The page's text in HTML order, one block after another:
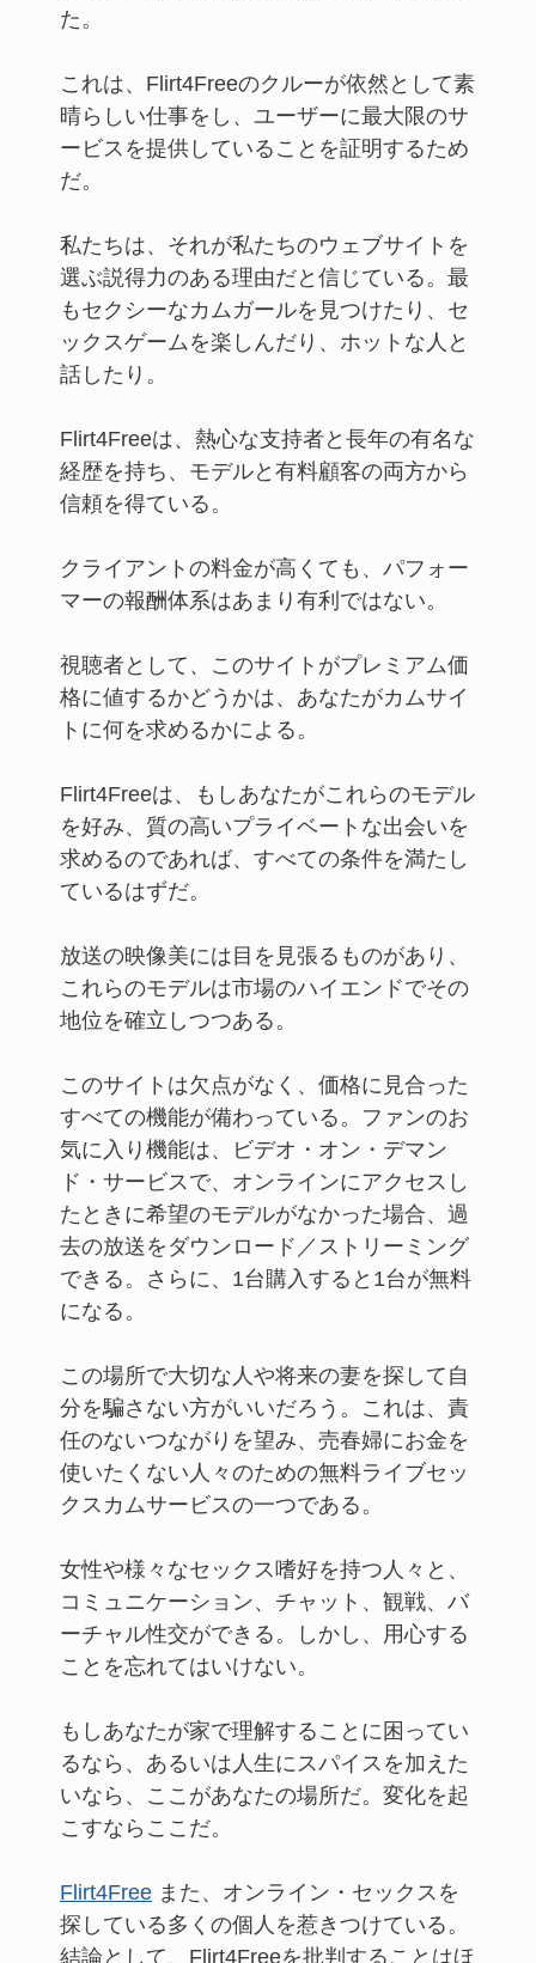
た。
これは、Flirt4Freeのクルーが依然として素
晴らしい仕事をし、ユーザーに最大限のサ
ービスを提供していることを証明するため
だ。
私たちは、それが私たちのウェブサイトを
選ぶ説得力のある理由だと信じている。最
もセクシーなカムガールを見つけたり、セ
ックスゲームを楽しんだり、ホットな人と
話したり。
Flirt4Freeは、熱心な支持者と長年の有名な
経歴を持ち、モデルと有料顧客の両方から
信頼を得ている。
クライアントの料金が高くても、パフォー
マーの報酬体系はあまり有利ではない。
視聴者として、このサイトがプレミアム価
格に値するかどうかは、あなたがカムサイ
トに何を求めるかによる。
Flirt4Freeは、もしあなたがこれらのモデル
を好み、質の高いプライベートな出会いを
求めるのであれば、すべての条件を満たし
ているはずだ。
放送の映像美には目を見張るものがあり、
これらのモデルは市場のハイエンドでその
地位を確立しつつある。
このサイトは欠点がなく、価格に見合った
すべての機能が備わっている。ファンのお
気に入り機能は、ビデオ・オン・デマン
ド・サービスで、オンラインにアクセスし
たときに希望のモデルがなかった場合、過
去の放送をダウンロード／ストリーミング
できる。さらに、1台購入すると1台が無料
になる。
この場所で大切な人や将来の妻を探して自
分を騙さない方がいいだろう。これは、責
任のないつながりを望み、売春婦にお金を
使いたくない人々のための無料ライブセッ
クスカムサービスの一つである。
女性や様々なセックス嗜好を持つ人々と、
コミュニケーション、チャット、観戦、バ
ーチャル性交ができる。しかし、用心する
ことを忘れてはいけない。
もしあなたが家で理解することに困ってい
るなら、あるいは人生にスパイスを加えた
いなら、ここがあなたの場所だ。変化を起
こすならここだ。
Flirt4Free また、オンライン・セックスを
探している多くの個人を惹きつけている。
結論として、Flirt4Freeを批判することはほ